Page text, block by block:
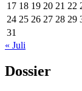
17 18 19 20 21 22
24 25 26 27 28 29
31
« Juli
Dossier